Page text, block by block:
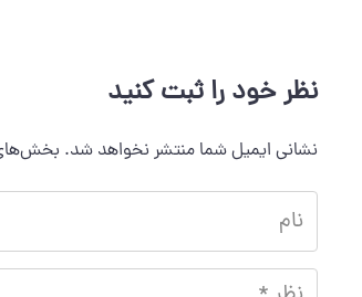
نظر خود را ثبت کنید
نشانی ایمیل شما منتشر نخواهد شد. بخش‌های